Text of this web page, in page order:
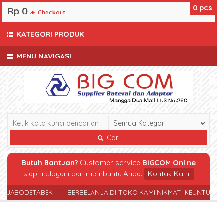
MENU NAVIGASI
Cari
Butuh Bantuan? Customer service BIGCOM Online
siap melayani dan membantu Anda.
Kontak Kami
JABODETABEK BERBELANJA DI TOKO KAMI NIKMATI
0 pcs
Rp 0 Checkout
KATEGORI PRODUK